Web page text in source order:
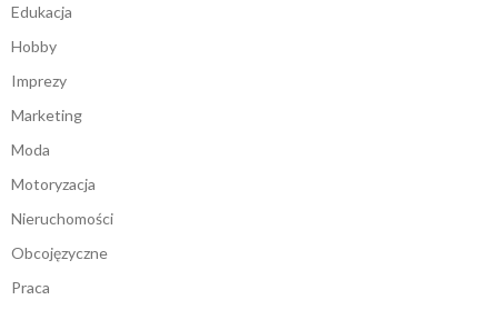
Edukacja
Hobby
Imprezy
Marketing
Moda
Motoryzacja
Nieruchomości
Obcojęzyczne
Praca